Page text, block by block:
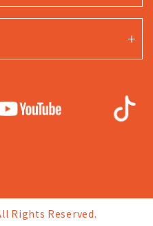
Rights Reserved.